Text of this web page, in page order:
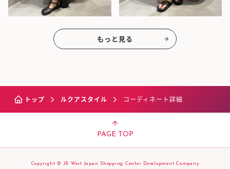
もっと見る
トップ ルクアスタイル コーディネート詳細
PAGE TOP
Copyright © JR West Japan Shopping Center Development Company